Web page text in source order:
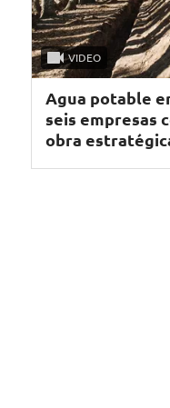
VIDEO
Agua potable
seis empresas
obra